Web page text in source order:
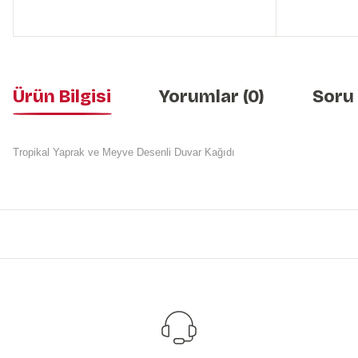
Ürün Bilgisi Yorumlar (0) Soru
Tropikal Yaprak ve Meyve Desenli Duvar Kağıdı
Bu ürüne benzer farklı alternatifler olmalı.